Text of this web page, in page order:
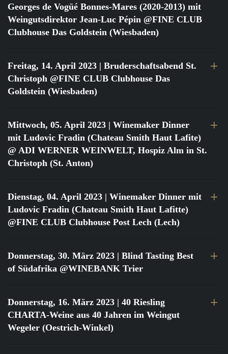
Georges de Vogüé Bonnes-Mares (2020-2013) mit
Weingutsdirektor Jean-Luc Pépin @FINE CLUB
Clubhouse Das Goldstein (Wiesbaden)
Freitag, 14. April 2023 | Bruderschaftsabend St.
Christoph @FINE CLUB Clubhouse Das
Goldstein (Wiesbaden)
Mittwoch, 05. April 2023 | Winemaker Dinner
mit Ludovic Fradin (Chateau Smith Haut Lafite)
@ ADI WERNER WEINWELT, Hospiz Alm in St.
Christoph (St. Anton)
Dienstag, 04. April 2023 | Winemaker Dinner mit
Ludovic Fradin (Chateau Smith Haut Lafitte)
@FINE CLUB Clubhouse Post Lech (Lech)
Donnerstag, 30. März 2023 | Blind Tasting Best
of Südafrika @WINEBANK Trier
Donnerstag, 16. März 2023 | 40 Riesling
CHARTA-Weine aus 40 Jahren im Weingut
Wegeler (Oestrich-Winkel)